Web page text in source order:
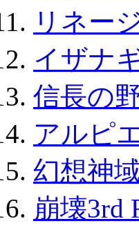
リネー
イザナ
信長の
アルピ
幻想神
崩壊3rd